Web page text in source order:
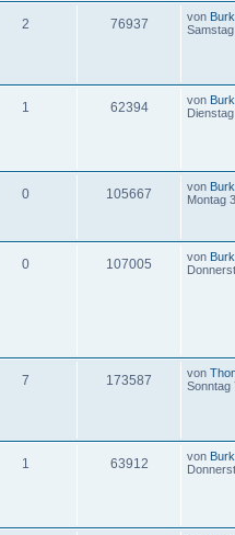
2 76937 von
1 62394 von
0 105667 von
Montag
0 107005 von
7 173587 von
Sonntag
1 63912 von